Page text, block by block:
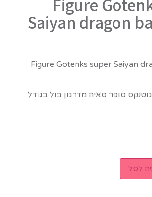
Figure
Saiyan dragon
Figure Gotenks super Saiyan
סופר סאיה מדרגון בול בגודל
לסל